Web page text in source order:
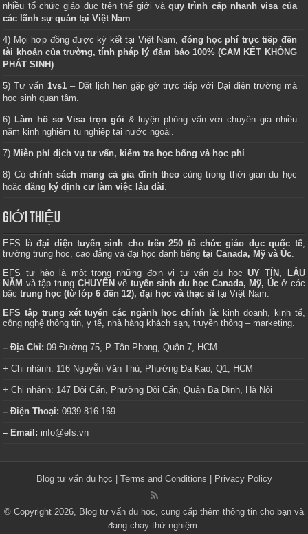
nhiều tổ chức giáo dục trên thế giới vàquy trình cấp nhanh visa của
các lãnh sự quán tại Việt Nam.
4) Mọi hợp đồng được ký kết tại Việt Nam, đóng học phí trực tiếp đến
tài khoản của trường, tính pháp lý đảm bảo 100% (CAM KẾT KHÔNG
PHÁT SINH).
5) Tư vấn 1vs1– Đặt lịch hẹn gặp gỡ trực tiếp với Đại diện trường mà
học sinh quan tâm.
6) Làm hồ sơ Visa trọn gói & luyện phỏng vấn với chuyên gia nhiều
năm kinh nghiệm tu nghiệp tại nước ngoài.
7) Miễn phí dịch vụ tư vấn, kiểm tra học bổng và học phí.
8) Cóchính sách mang cả gia đình theocùng trong thời gian du học
hoặcđăng ký định cư làm việc lâu dài.
GIỚI THIỆU
EFS làđại diện tuyển sinh cho trên 250 tổ chức giáo dục quốc tế,
trường trung học, cao đẳng và đại học danh tiếng tại Canada, Mỹ và Úc.
EFS tự hào là một trong những đơn vị tư vấn du học UY TÍN, LÂU
NĂM và tập trung CHUYÊN về tuyển sinh du học Canada, Mỹ, Úcở các
bậctrung học (từ lớp 6 đến 12), đại học và thạc sĩtại Việt Nam.
EFS tập trung xét tuyển các ngành học chính là: kinh doanh, kinh tế,
công nghệ thông tin, y tế, nhà hàng khách sạn, truyền thông – marketing.
– Địa Chỉ: 09 Đường 75, P Tân Phong, Quận 7, HCM
+ Chi nhánh: 116 Nguyễn Văn Thủ, Phường Đa Kao, Q1, HCM
+ Chi nhánh: 147 Đội Cấn, Phường Đội Cấn, Quận Ba Đình, Hà Nội
– Điện Thoại: 0939 816 169
– Email: info@efs.vn
Blog tư vấn du học Terms and Conditions Privacy Policy
© Copyright 2026, Blog tư vấn du học, cung cấp thêm thông tin cho bạn và
đang chạy thử nghiệm.